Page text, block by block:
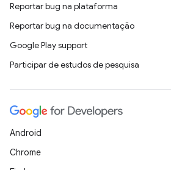
Reportar bug na plataforma
Reportar bug na documentação
Google Play support
Participar de estudos de pesquisa
Android
Chrome